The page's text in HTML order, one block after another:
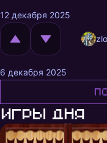
12 декабря 2025
6 декабря 2025
Игры дня